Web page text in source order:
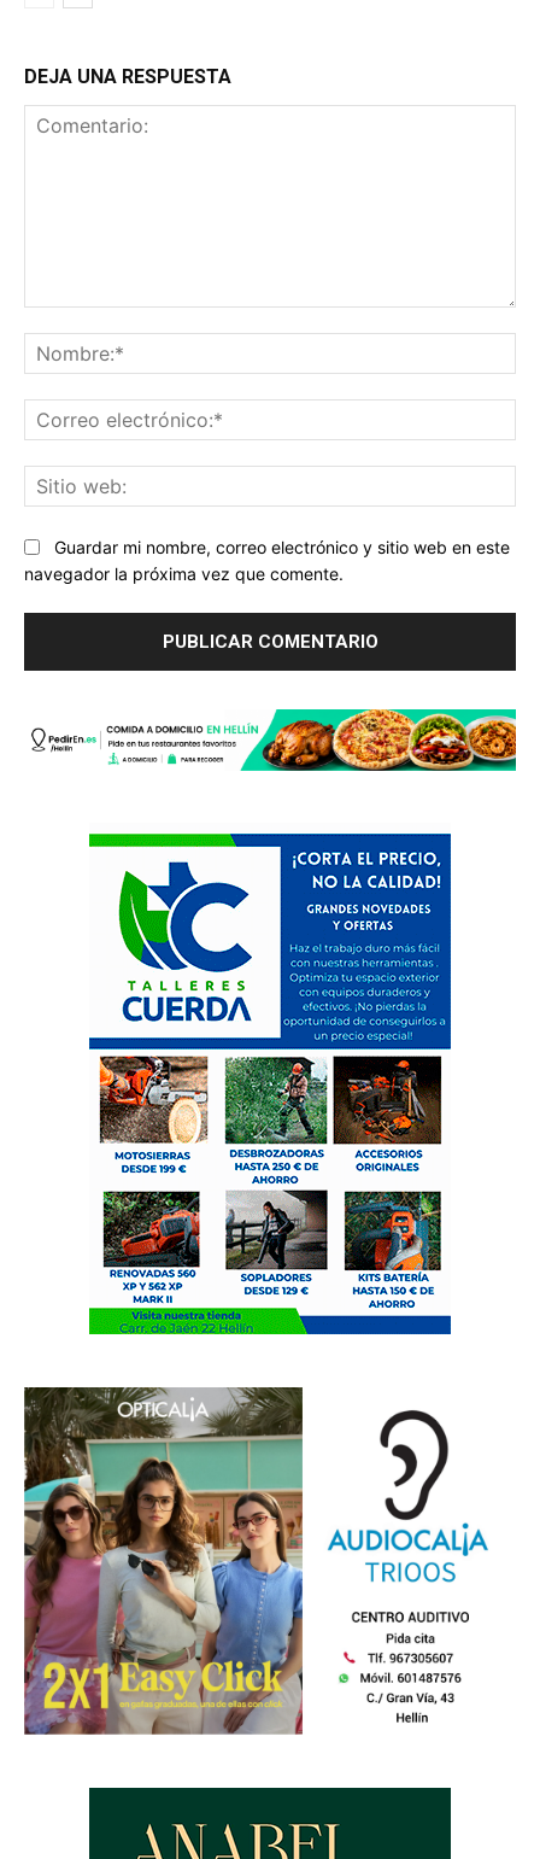
DEJA UNA RESPUESTA
Guardar mi nombre, correo electrónico y sitio web en este
navegador la próxima vez que comente.